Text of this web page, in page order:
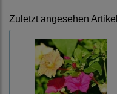
Zuletzt angesehen